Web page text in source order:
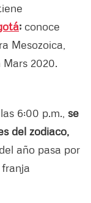
; conoce
Mesozoica,
2020.
6:00 p.m., se
del zodiaco,
año pasa por